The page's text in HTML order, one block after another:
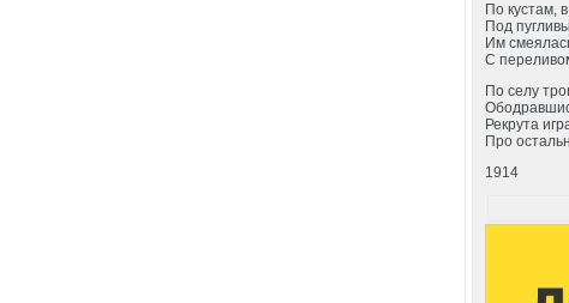
По кустам,
Под
Им
С
По селу
Рекрута
Про
1914